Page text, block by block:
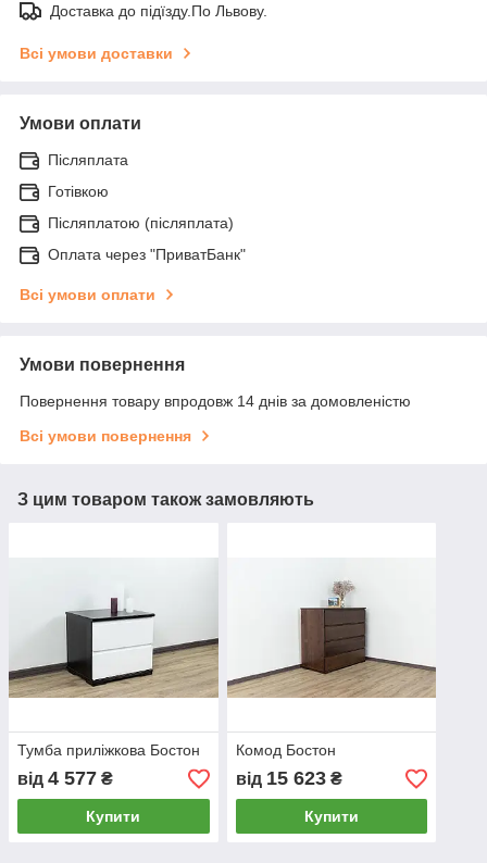
Доставка до підїзду.По Львову.
Всі умови доставки
Умови оплати
Післяплата
Готівкою
Післяплатою (післяплата)
Оплата через "ПриватБанк"
Всі умови оплати
Умови повернення
Повернення товару впродовж 14 днів за домовленістю
Всі умови повернення
З цим товаром також замовляють
Тумба приліжкова Бостон
від 4 577 ₴
Купити
Комод Бостон
від 15 623₴
Купити